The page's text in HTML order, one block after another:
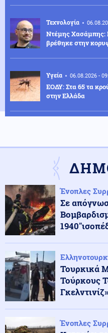
Τεχνολογία
Ντέμης Χασάμπης:
βρέθηκε στην
Υγεία 06.08.2026 -
ΕΟΔΥ: Στα 65 τα
στην Ελλάδα
σχέδιο Λίσι και το
Κοινωνία
Μυστράς: Σήμερα η
βρέθηκε σε
Κόσμος
Τρεις νεκροί μετά
βορειοανατολική
Κοινωνία
Γεωργιάδης: «Δεν
Κορίνθου, την
Ένοπλες
Σε
Τουρκικά
Τούρκους
Γκελντινίζ»
Ένοπλες